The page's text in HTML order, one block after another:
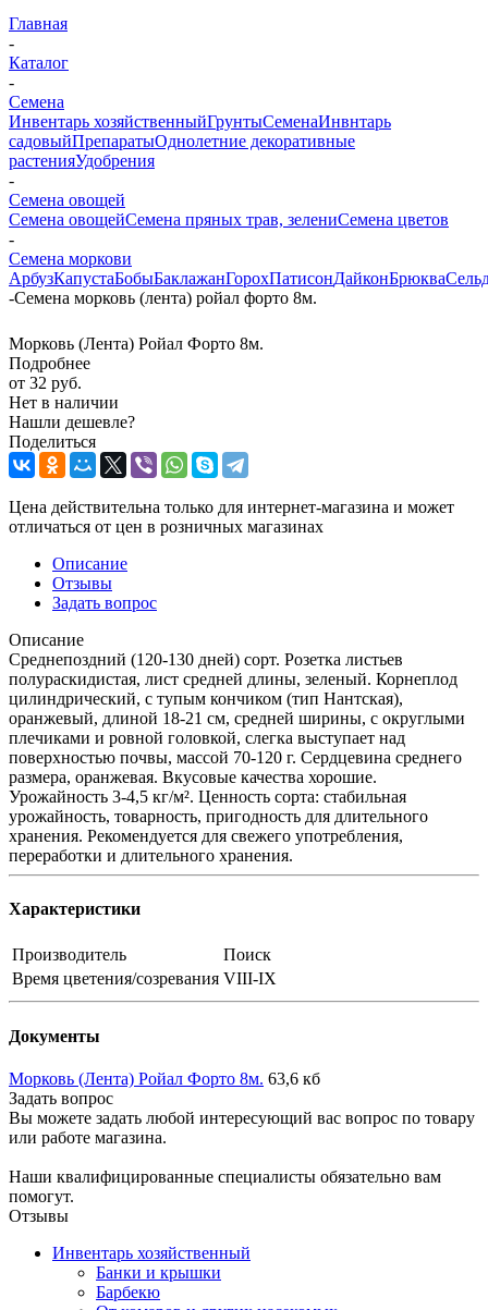
Главная
-
Каталог
-
Семена
Инвентарь хозяйственныйГрунтыСеменаИнвнтарь
садовыйПрепаратыОднолетние декоративные
растенияУдобрения
-
Семена овощей
Семена овощейСемена пряных трав, зелениСемена цветов
-
Семена моркови
АрбузКапустаБобыБаклажанГорохПатисонДайконБрюква
-Семена морковь (лента) ройал форто 8м.
Морковь (Лента) Ройал Форто 8м.
Подробнее
от 32 руб.
Нет в наличии
Нашли дешевле?
Поделиться
Цена действительна только для интернет-магазина и может
отличаться от цен в розничных магазинах
Описание
Отзывы
Задать вопрос
Описание
Среднепоздний (120-130 дней) сорт. Розетка листьев
полураскидистая, лист средней длины, зеленый. Корнеплод
цилиндрический, с тупым кончиком (тип Нантская),
оранжевый, длиной 18-21 см, средней ширины, с округлыми
плечиками и ровной головкой, слегка выступает над
поверхностью почвы, массой 70-120 г. Сердцевина среднего
размера, оранжевая. Вкусовые качества хорошие.
Урожайность 3-4,5 кг/м². Ценность сорта: стабильная
урожайность, товарность, пригодность для длительного
хранения. Рекомендуется для свежего употребления,
переработки и длительного хранения.
Характеристики
Производитель
Поиск
Время цветения/созревания VIII-IX
Документы
Морковь (Лента) Ройал Форто 8м. 63,6 кб
Задать вопрос
Вы можете задать любой интересующий вас вопрос по товару
или работе магазина.
Наши квалифицированные специалисты обязательно вам
помогут.
Отзывы
Инвентарь хозяйственный
Банки и крышки
Барбекю